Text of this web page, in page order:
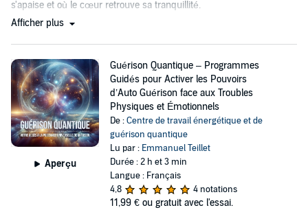
s'apaise et où le cœur retrouve sa tranquillité.
Afficher plus
Aperçu
Guérison Quantique – Programmes
Guidés pour Activer les Pouvoirs
d’Auto Guérison face aux Troubles
Physiques et Émotionnels
De :Centre de travail énergétique et de
guérison quantique
Lu par : Emmanuel Teillet
Durée : 2 h et 3 min
Langue : Français
4,8
4 notations
11,99 € ou gratuit avec l'essai.